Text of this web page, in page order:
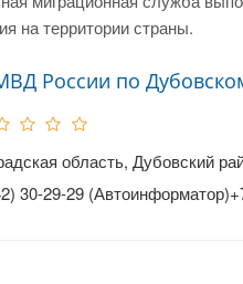
на территории страны.
России по
область, Дубовский
30-29-29